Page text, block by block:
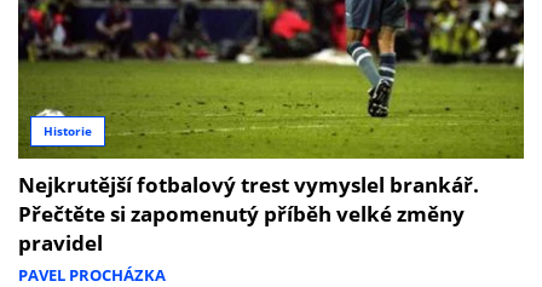
Historie
Nejkrutější fotbalový trest vymyslel brankář.
Přečtěte si zapomenutý příběh velké změny
pravidel
PAVEL PROCHÁZKA